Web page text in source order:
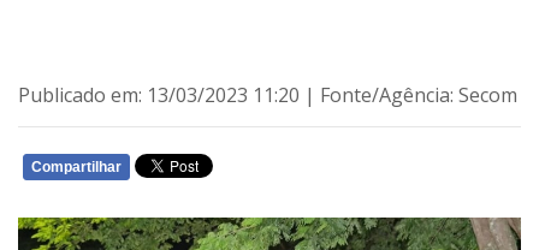
Publicado em: 13/03/2023 11:20 | Fonte/Agência: Secom
Compartilhar